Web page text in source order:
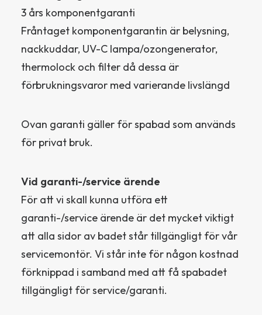
3 års komponentgaranti
Fråntaget komponentgarantin är belysning,
nackkuddar, UV-C lampa/ozongenerator,
thermolock och filter då dessa är
förbrukningsvaror med varierande livslängd
Ovan garanti gäller för spabad som används
för privat bruk.
Vid garanti-/service ärende
För att vi skall kunna utföra ett
garanti-/service ärende är det mycket viktigt
att alla sidor av badet står tillgängligt för vår
servicemontör. Vi står inte för någon kostnad
förknippad i samband med att få spabadet
tillgängligt för service/garanti.